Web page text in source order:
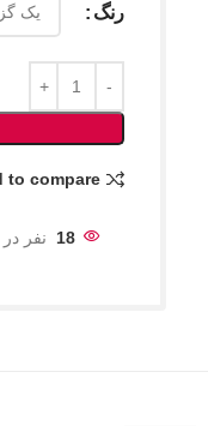
رنگ
to compare
18 نفر